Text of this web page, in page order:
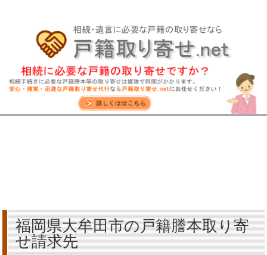
福岡県大牟田市の戸籍謄本取り寄
せ請求先